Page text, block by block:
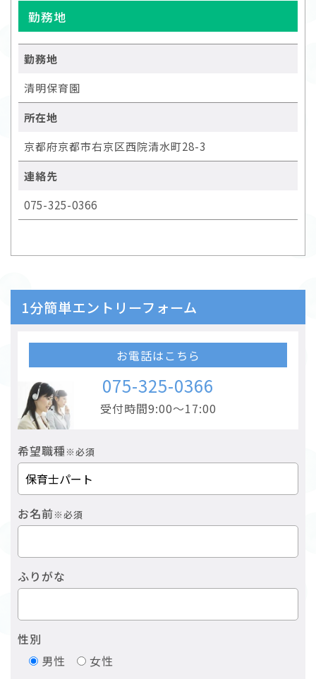
勤務地
勤務地
清明保育園
所在地
京都府京都市右京区西院清水町28-3
連絡先
075-325-0366
1分簡単エントリーフォーム
お電話はこちら
075-325-0366
受付時間9:00～17:00
希望職種 ※必須
お名前※必須
ふりがな
性別
男性
女性